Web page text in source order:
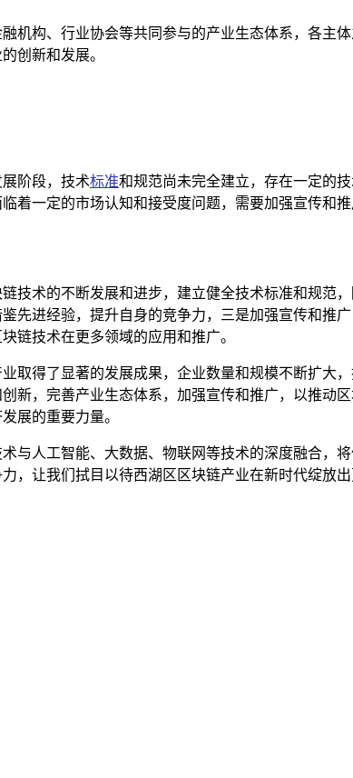
机构、行业协会等共同参与的产业生态体系，各主
创新和发展。
阶段，技术标准和规范尚未完全建立，存在一定的
着一定的市场认知和接受度问题，需要加强宣传和推
技术的不断发展和进步，建立健全技术标准和规范
先进经验，提升自身的竞争力，三是加强宣传和推
链技术在更多领域的应用和推广。
得了显著的发展成果，企业数量和规模不断扩大，
新，完善产业生态体系，加强宣传和推广，以推动
展的重要力量。
与人工智能、大数据、物联网等技术的深度融合，
让我们拭目以待西湖区区块链产业在新时代绽放出